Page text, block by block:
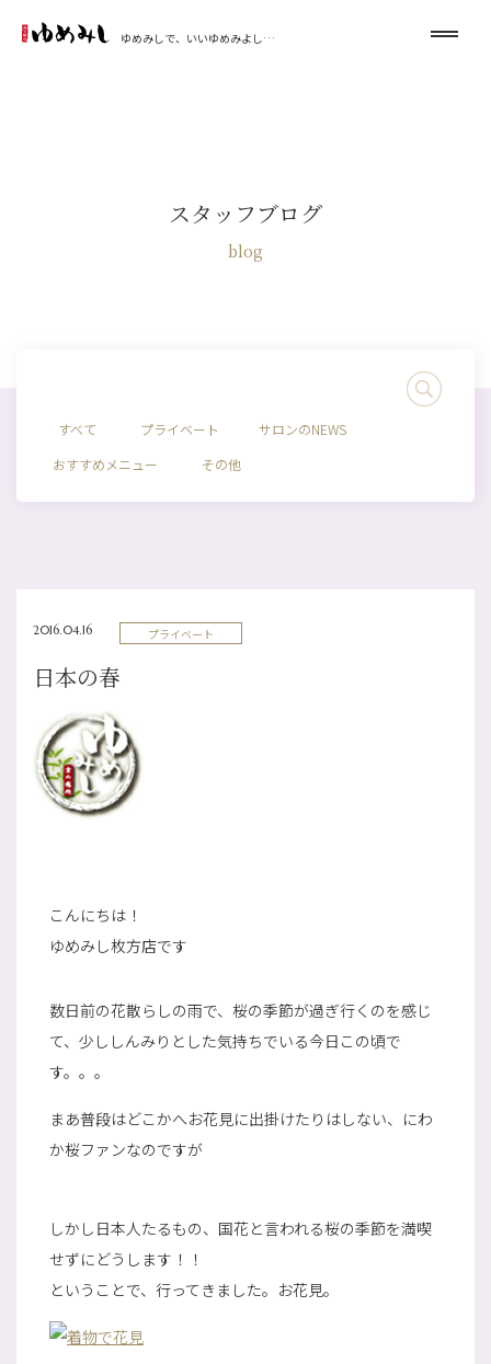
ゆめみしで、いいゆめみよし…
スタッフブログ
blog
すべて プライベート
サロンのNEWS
おすすめメニュー
その他
2016.04.16 プライベート
日本の春
こんにちは！
ゆめみし枚方店です
数日前の花散らしの雨で、桜の季節が過ぎ行くのを感じ
て、少ししんみりとした気持ちでいる今日この頃で
す。。。
まあ普段はどこかへお花見に出掛けたりはしない、にわ
か桜ファンなのですが
しかし日本人たるもの、国花と言われる桜の季節を満喫
せずにどうします！！
ということで、行ってきました。お花見。